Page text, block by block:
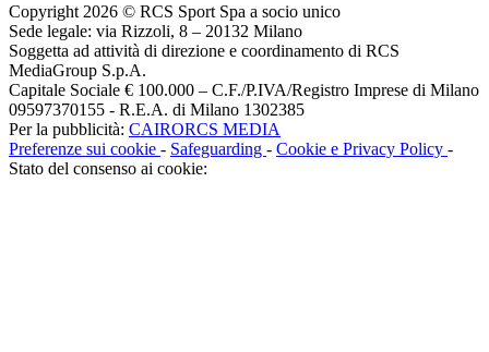
Copyright 2026 © RCS Sport Spa a socio unico
Sede legale: via Rizzoli, 8 – 20132 Milano
Soggetta ad attività di direzione e coordinamento di RCS
MediaGroup S.p.A.
Capitale Sociale € 100.000 – C.F./P.IVA/Registro Imprese di Milano
09597370155 - R.E.A. di Milano 1302385
Per la pubblicità: CAIRORCS MEDIA
Preferenze sui cookie - Safeguarding - Cookie e Privacy Policy -
Stato del consenso ai cookie: